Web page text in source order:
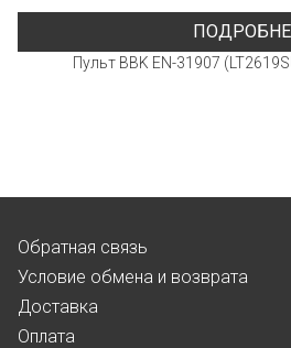
Пульт BBK EN-31907
Обратная связь
Условие обмена и возврата
Доставка
Оплата